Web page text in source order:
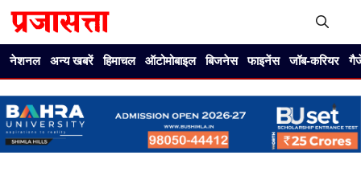
नेशनल अन्य खबरें हिमाचल ऑटोमोबाइल बिजनेस फाइनेंस जॉब-करियर